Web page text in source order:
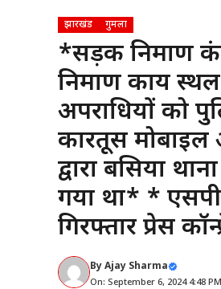
झारखंड गुमला
*सड़क निर्माण
निर्माण कार्य
अपराधियों को
कारतूस मोबाइल
द्वारा बसिया
गया था* *
गिरफ्तार प्रेस
ByAjay Sharma
On: September 6, 2024 4:48 PM